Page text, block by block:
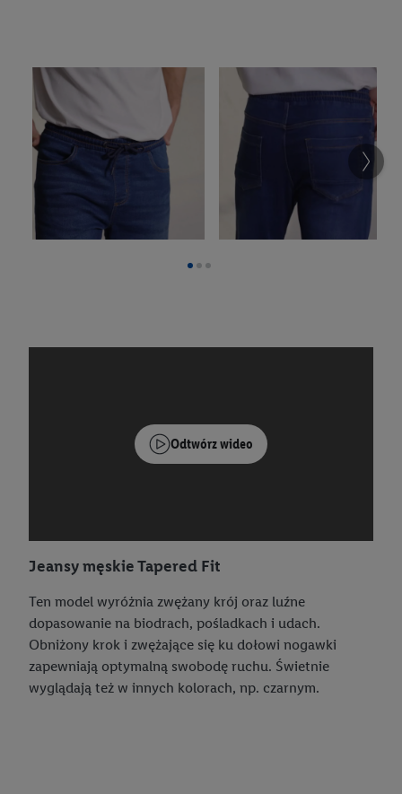
Odtwórz wideo
Jeansy męskie Tapered Fit
Ten model wyróżnia zwężany krój oraz luźne
dopasowanie na biodrach, pośladkach i udach.
Obniżony krok i zwężające się ku dołowi nogawki
zapewniają optymalną swobodę ruchu. Świetnie
wyglądają też w innych kolorach, np. czarnym.